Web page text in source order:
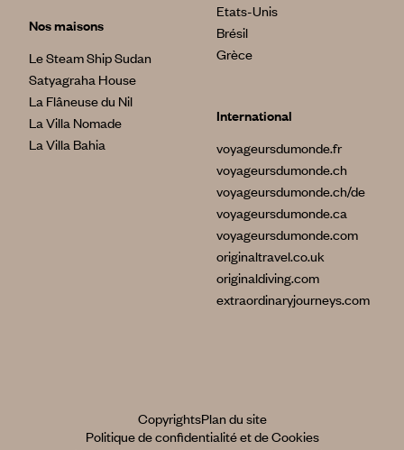
Nos maisons
Le Steam Ship Sudan
Satyagraha House
La Flâneuse du Nil
La Villa Nomade
La Villa Bahia
Etats-Unis
Brésil
Grèce
International
voyageursdumonde.fr
voyageursdumonde.ch
voyageursdumonde.ch/de
voyageursdumonde.ca
voyageursdumonde.com
originaltravel.co.uk
originaldiving.com
extraordinaryjourneys.com
CopyrightsPlan du site
Politique de confidentialité et de Cookies